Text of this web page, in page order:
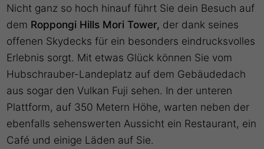
Nicht ganz so hoch hinauf führt Sie dein Besuch auf
dem Roppongi Hills Mori Tower, der dank seines
offenen Skydecks für ein besonders eindrucksvolles
Erlebnis sorgt. Mit etwas Glück können Sie vom
Hubschrauber-Landeplatz auf dem Gebäudedach
aus sogar den Vulkan Fuji sehen. In der unteren
Plattform, auf 350 Metern Höhe, warten neben der
ebenfalls sehenswerten Aussicht ein Restaurant, ein
Café und einige Läden auf Sie.